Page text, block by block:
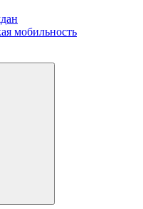
мобильность